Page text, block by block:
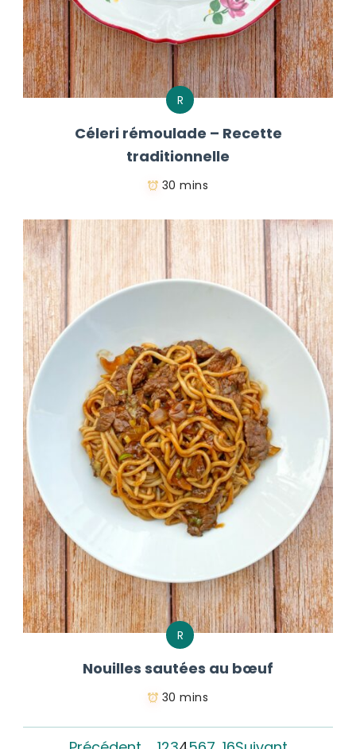
R
Céleri rémoulade – Recette
traditionnelle
30 mins
R
Nouilles sautées au bœuf
30 mins